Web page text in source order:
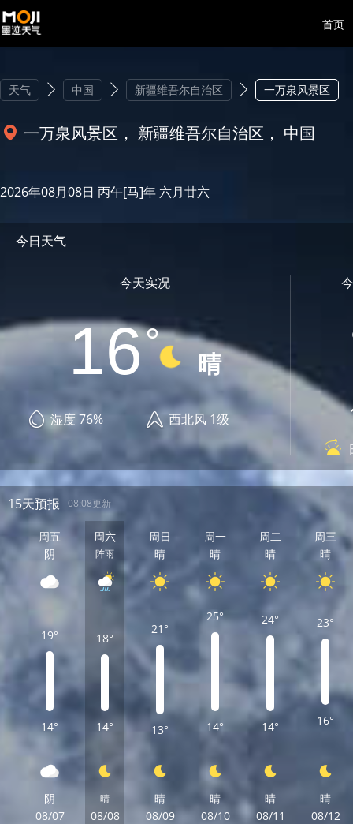
首页
天气 中国 新疆维吾尔自治区 一万泉风景区
一万泉风景区， 新疆维吾尔自治区， 中国
2026年08月08日 丙午[马]年 六月廿六
今日天气
今天实况
16 晴
湿度 76% 西北风 1级
15天预报 08:08更新
周五
阴
19°
14°
阴
08/07
周六
阵雨
18°
14°
晴
08/08
周日
晴
21°
13°
晴
08/09
周一
晴
25°
14°
晴
08/10
周二
晴
24°
14°
晴
08/11
周三
晴
23°
16°
晴
08/12